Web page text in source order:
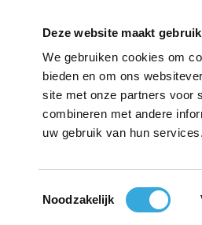
Deze website maakt
We gebruiken cookies om
bieden en om ons
site met onze partners voor
combineren met andere
uw gebruik van hun services.
Toestemmingsselectie
Noodzakelijk